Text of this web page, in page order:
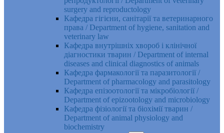
surgery and reproductology
Кафедра гігієни, санітарії та ветеринарного
права / Department of hygiene, sanitation and
veterinary law
Кафедра внутрішніх хвороб і клінічної
діагностики тварин / Department of internal
diseases and clinical diagnostics of animals
Кафедра фармакології та паразитології /
Department of pharmacology and parasitology
Кафедра епізоотології та мікробіології /
Department of epizootology and microbiology
Кафедра фізіології та біохімії тварин /
Department of animal physiology and
biochemistry